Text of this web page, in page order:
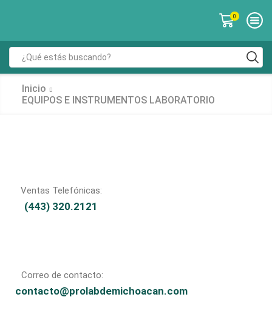
0
Inicio
EQUIPOS E INSTRUMENTOS LABORATORIO
Ventas Telefónicas:
(443) 320.2121
Correo de contacto:
contacto@prolabdemichoacan.com